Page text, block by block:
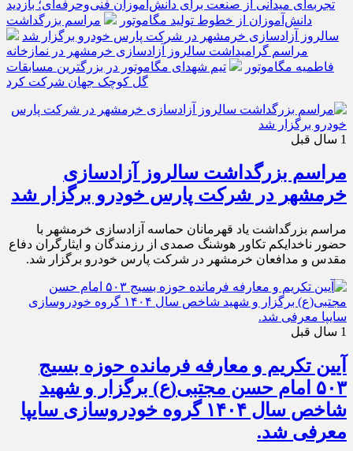
تجربه‌ای میدانی از صنعت برای دانش‌آموزان فنی‌وحرفه‌ای؛ بازدید
دانش‌آموزان از خطوط تولید مگاموتور
مراسم بزرگداشت
سالروز آزادسازی خرمشهر در شرکت پارس خودرو برگزار شد
مراسم گرامیداشت سالروز آزادسازی خرمشهر در نمازخانه
فاطمیه مگاموتور
تیم شهدای مگاموتور در بزرگترین مسابقات
گل کوچک جهان شرکت کرد
1 سال قبل
مراسم بزرگداشت سالروز آزادسازی
خرمشهر در شرکت پارس خودرو برگزار شد
مراسم بزرگداشت یاد قهرمانان حماسه آزادسازی خرمشهر با
حضور ناخدایکم تکاور هوشنگ صمدی از رزمندگان و ایثارگران دفاع
مقدس و مدافعان خرمشهر در شرکت پارس خودرو برگزار شد.
1 سال قبل
آیین تکریم و معارفه فرمانده حوزه بسیج
۵۰۳ امام حسن مجتبی(ع) برگزار و شهید
شاخص سال ۱۴۰۴ گروه خودروسازی سایپا
معرفی شد.